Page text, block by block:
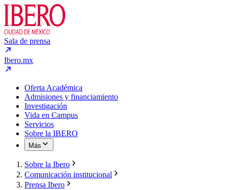
Sala de prensa
Ibero.mx
Oferta Académica
Admisiones y financiamiento
Investigación
Vida en Campus
Servicios
Sobre la IBERO
Más
Sobre la Ibero
Comunicación institucional
Prensa Ibero